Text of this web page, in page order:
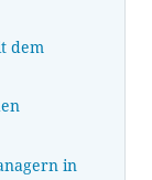
dem
in